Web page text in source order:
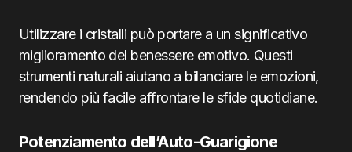
Utilizzare i cristalli può portare a un significativo
miglioramento del benessere emotivo. Questi
strumenti naturali aiutano a bilanciare le emozioni,
rendendo più facile affrontare le sfide quotidiane.
Potenziamento dell’Auto-Guarigione